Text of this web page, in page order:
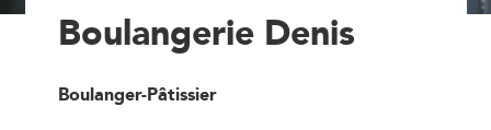
Boulangerie Denis
Boulanger-Pâtissier